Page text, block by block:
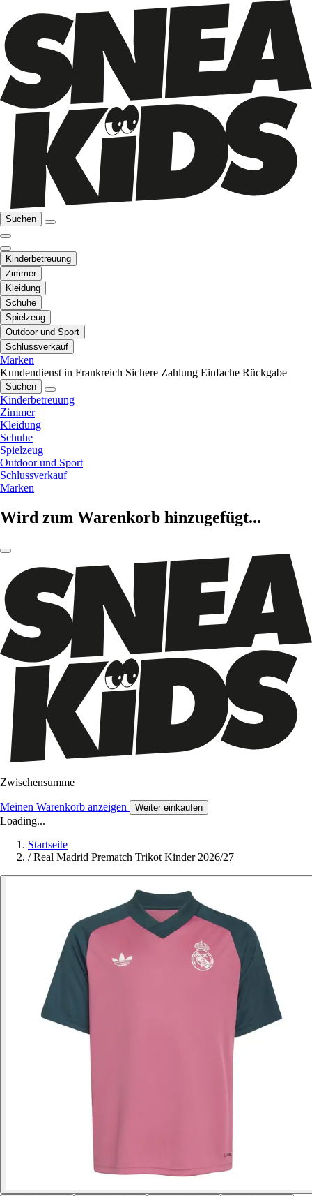
Suchen
Kinderbetreuung
Zimmer
Kleidung
Schuhe
Spielzeug
Outdoor und Sport
Schlussverkauf
Marken
Kundendienst in Frankreich Sichere Zahlung Einfache Rückgabe
Suchen
Kinderbetreuung
Zimmer
Kleidung
Schuhe
Spielzeug
Outdoor und Sport
Schlussverkauf
Marken
Wird zum Warenkorb hinzugefügt...
Zwischensumme
Meinen Warenkorb anzeigen Weiter einkaufen
Loading...
Startseite
/ Real Madrid Prematch Trikot Kinder 2026/27